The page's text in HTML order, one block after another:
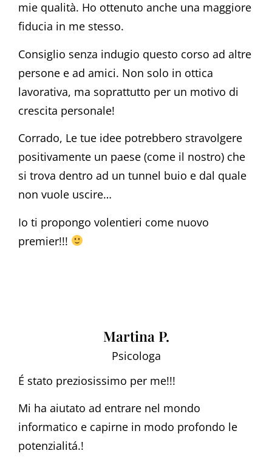
mie qualità. Ho ottenuto anche una maggiore
fiducia in me stesso.
Consiglio senza indugio questo corso ad altre
persone e ad amici. Non solo in ottica
lavorativa, ma soprattutto per un motivo di
crescita personale!
Corrado, Le tue idee potrebbero stravolgere
positivamente un paese (come il nostro) che
si trova dentro ad un tunnel buio e dal quale
non vuole uscire…
Io ti propongo volentieri come nuovo
premier!!!
Martina P.
Psicologa
É stato preziosissimo per me!!!
Mi ha aiutato ad entrare nel mondo
informatico e capirne in modo profondo le
potenzialitá.!